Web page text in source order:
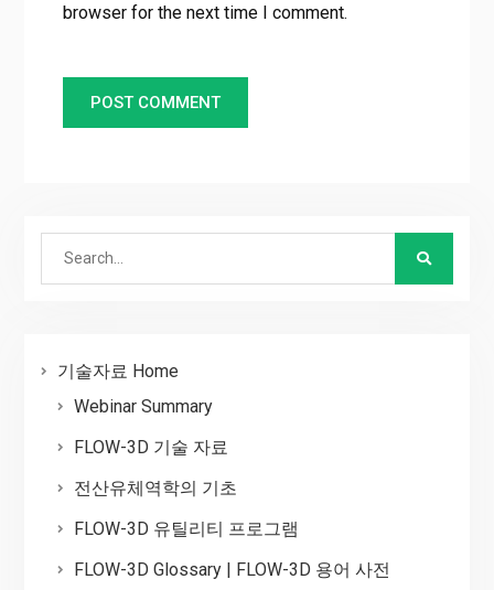
browser for the next time I comment.
Search
기술자료 Home
Webinar Summary
FLOW-3D 기술 자료
전산유체역학의 기초
FLOW-3D 유틸리티 프로그램
FLOW-3D Glossary | FLOW-3D 용어 사전